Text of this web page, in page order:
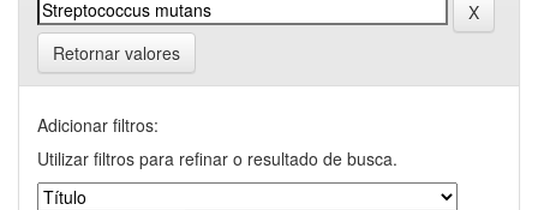
Retornar valores
Adicionar filtros:
Utilizar filtros para refinar o resultado de busca.